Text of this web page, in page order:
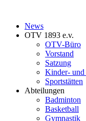
News
OTV 1893 e.v.
OTV-Büro
Vorstand
Satzung
Kinder- und
Sportstätten
Abteilungen
Badminton
Basketball
Gymnastik